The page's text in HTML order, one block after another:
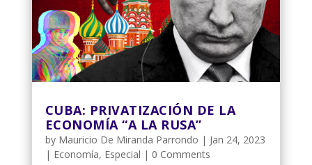
CUBA: PRIVATIZACIÓN DE LA
ECONOMÍA “A LA RUSA”
by Mauricio De Miranda Parrondo | Jan 24, 2023
| Economía, Especial | 0 Comments